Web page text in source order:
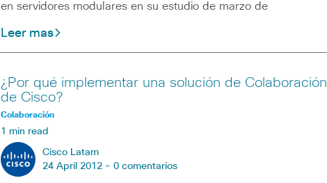
en servidores modulares en su estudio de marzo de
Leer mas
¿Por qué implementar una solución de Colaboración
de Cisco?
Colaboración
1 min read
Cisco Latam
24 April 2012 - 0 comentarios